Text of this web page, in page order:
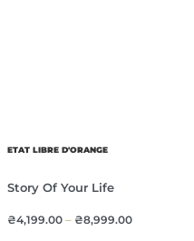
ETAT LIBRE D'ORANGE
Story Of Your Life
₴4,199.00– ₴8,999.00